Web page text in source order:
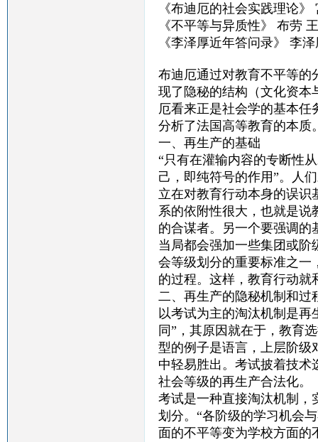
《布迪厄的社会实践理论
《不平等与异质性》 布劳
《李泽厚近年答问录》 李
布迪厄通过对教育不平等的
现了隐秘的结构（文化资本
厄看来正是社会学的基本任
分析了法国高等教育的本质
一、再生产的基础
“只有在灌输内容的专断性
己，即纯符号的作用”。人
立在对教育行动本身的误识
系的依附性很大，也就是说
的合谋者。另一个要强调
当局都会强加一些集团或阶
会等级划分的重要标准之一
的过程。这样，教育行动就
二、再生产的隐秘机制和过
以考试为主的淘汰机制是再
同”，其原因就在于，教育
型的例子是语言，上层阶级
中轻易胜出。考试披着技术
社会等级的再生产合法化。
考试是一种直接淘汰机制，
划分。“各阶级的学习机会
面的不平等变为学校方面的